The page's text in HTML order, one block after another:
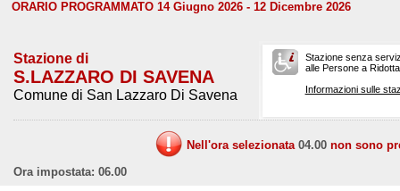
ORARIO PROGRAMMATO 14 Giugno 2026 - 12 Dicembre 2026
Stazione di
S.LAZZARO DI SAVENA
Comune di San Lazzaro Di Savena
Stazione senza
alle Persone a
Informazioni sulle
Nell'ora selezionata 04.00 non sono
Ora impostata: 06.00